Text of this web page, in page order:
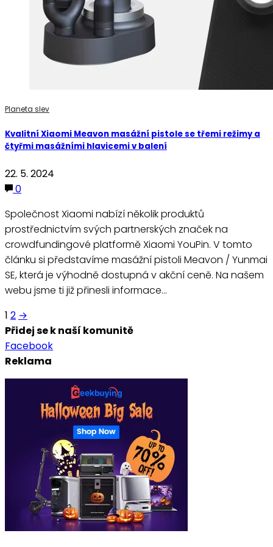
Planeta slev
Kvalitní Xiaomi Meavon masážní pistole se třemi režimy a
čtyřmi masážními hlavicemi v balení
22. 5. 2024
0
Společnost Xiaomi nabízí několik produktů
prostřednictvím svých partnerských značek na
crowdfundingové platformě Xiaomi YouPin. V tomto
článku si představíme masážní pistoli Meavon / Yunmai
SE, která je výhodně dostupná v akční ceně. Na našem
webu jsme ti již přinesli informace…
Stránkování
příspěvků
1 2 →
Přidej se k naší komunitě
Facebook
Reklama